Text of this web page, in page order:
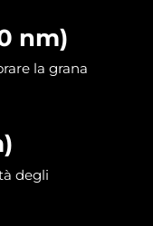
nm)
la grana
degli
stimata
stimata8/11/26
stimata